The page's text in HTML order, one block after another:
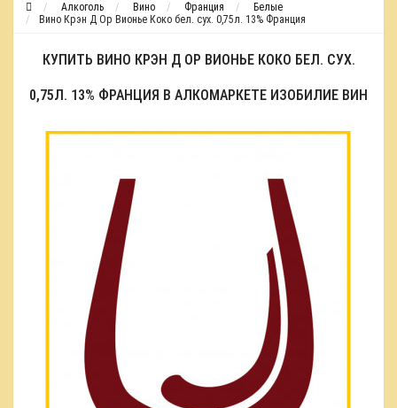
Алкоголь Вино Франция
Белые
Вино Крэн Д Ор Вионье Коко бел. сух. 0,75л. 13% Франция
КУПИТЬ ВИНО КРЭН Д ОР ВИОНЬЕ КОКО БЕЛ. СУХ.
0,75Л. 13% ФРАНЦИЯ В АЛКОМАРКЕТЕ ИЗОБИЛИЕ ВИН